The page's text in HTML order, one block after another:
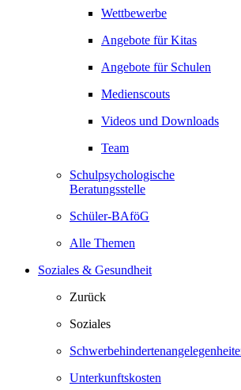
Wettbewerbe
Angebote für Kitas
Angebote für Schulen
Medienscouts
Videos und Downloads
Team
Schulpsychologische
Beratungsstelle
Schüler-BAföG
Alle Themen
Soziales & Gesundheit
Zurück
Soziales
Unterkunftskosten